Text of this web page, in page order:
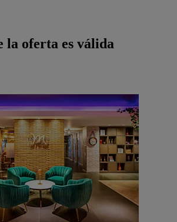
la oferta es válida